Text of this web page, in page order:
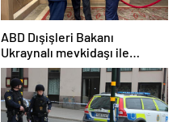
ABD Dışişleri Bakanı
Ukraynalı mevkidaşı ile
görüştü